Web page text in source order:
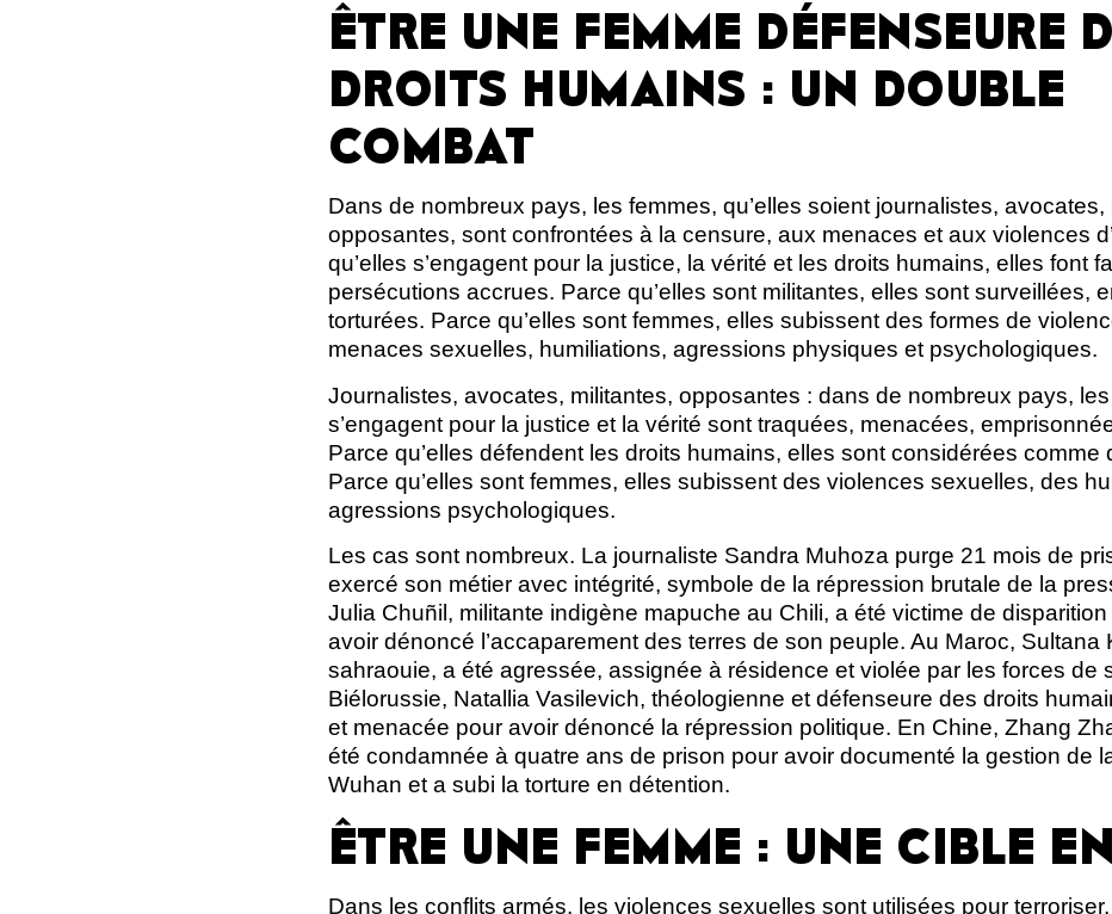
ÊTRE UNE FEMME DÉFENSEURE
DROITS HUMAINS : UN DOUBLE
COMBAT
Dans de nombreux pays, les femmes, qu’elles soient journalistes, avocates,
opposantes, sont confrontées à la censure, aux menaces et aux violences
qu’elles s’engagent pour la justice, la vérité et les droits humains, elles font
persécutions accrues. Parce qu’elles sont militantes, elles sont surveillées,
torturées. Parce qu’elles sont femmes, elles subissent des formes de
menaces sexuelles, humiliations, agressions physiques et psychologiques.
Journalistes, avocates, militantes, opposantes : dans de nombreux pays,
s’engagent pour la justice et la vérité sont traquées, menacées,
Parce qu’elles défendent les droits humains, elles sont considérées comme
Parce qu’elles sont femmes, elles subissent des violences sexuelles, des
agressions psychologiques.
Les cas sont nombreux. La journaliste Sandra Muhoza purge 21 mois de
exercé son métier avec intégrité, symbole de la répression brutale de la
Julia Chuñil, militante indigène mapuche au Chili, a été victime de
avoir dénoncé l’accaparement des terres de son peuple. Au Maroc, Sultana
sahraouie, a été agressée, assignée à résidence et violée par les forces de
Biélorussie, Natallia Vasilevich, théologienne et défenseure des droits
et menacée pour avoir dénoncé la répression politique. En Chine, Zhang
été condamnée à quatre ans de prison pour avoir documenté la gestion de
Wuhan et a subi la torture en détention.
ÊTRE UNE FEMME : UNE CIBLE
Dans les conflits armés, les violences sexuelles sont utilisées pour